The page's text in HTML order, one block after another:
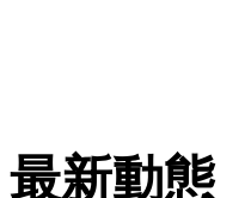
最新動態